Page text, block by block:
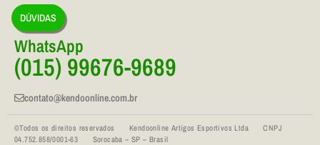
DÚVIDAS
WhatsApp
(015) 99676-9689
contato@kendoonline.com.br
©Todos os direitos reservados Kendoonline Artigos Esportivos Ltda CNPJ
04.752.858/0001-63 Sorocaba – SP – Brasil